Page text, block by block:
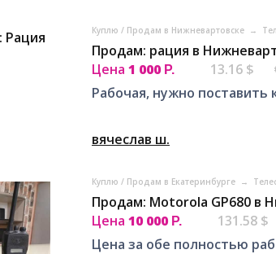
Куплю / Продам в Нижневартовске →
Продам: рация в
Цена 1 000 Р. 13.16 $
Рабочая, нужно
вячеслав ш.
Куплю / Продам в Екатеринбурге →
Продам: Motorola GP680 в
Цена 10 000 Р. 131.58 $
Цена за обе полностью